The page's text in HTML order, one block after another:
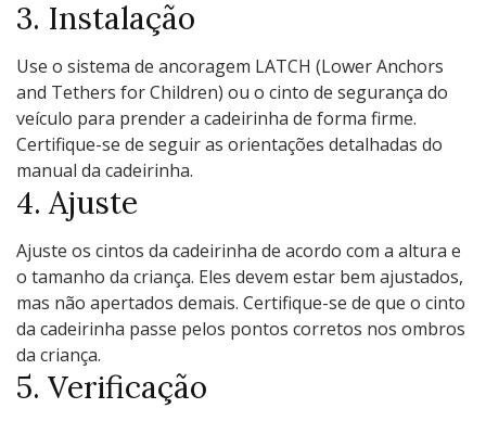
3. Instalação
Use o sistema de ancoragem LATCH (Lower Anchors
and Tethers for Children) ou o cinto de segurança do
veículo para prender a cadeirinha de forma firme.
Certifique-se de seguir as orientações detalhadas do
manual da cadeirinha.
4. Ajuste
Ajuste os cintos da cadeirinha de acordo com a altura e
o tamanho da criança. Eles devem estar bem ajustados,
mas não apertados demais. Certifique-se de que o cinto
da cadeirinha passe pelos pontos corretos nos ombros
da criança.
5. Verificação